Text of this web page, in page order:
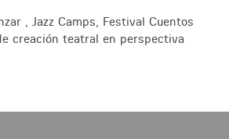
, Jazz Camps, Festival Cuentos
creación teatral en perspectiva